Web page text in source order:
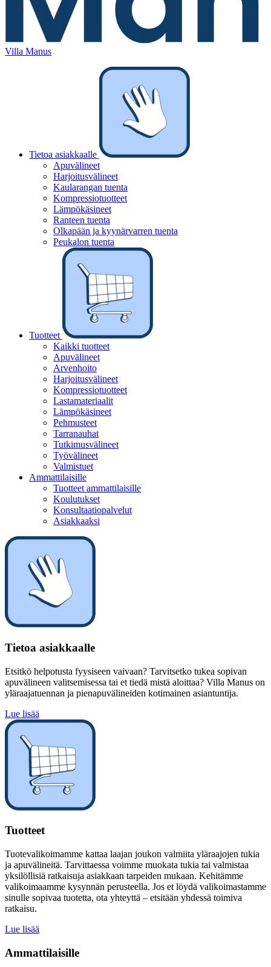
Villa Manus
Tietoa asiakkaalle
Apuvälineet
Harjoitusvälineet
Kaularangan tuenta
Kompressiotuotteet
Lämpökäsineet
Ranteen tuenta
Olkapään ja kyynärvarren tuenta
Peukalon tuenta
Tuotteet
Kaikki tuotteet
Apuvälineet
Arvenhoito
Harjoitusvälineet
Kompressiotuotteet
Lastamateriaalit
Lämpökäsineet
Pehmusteet
Tarranauhat
Tutkimusvälineet
Työvälineet
Valmistuet
Ammattilaisille
Tuotteet ammattilaisille
Koulutukset
Konsultaatiopalvelut
Asiakkaaksi
Tietoa asiakkaalle
Etsitkö helpotusta fyysiseen vaivaan? Tarvitsetko tukea sopivan
apuvälineen valitsemisessa tai et tiedä mistä aloittaa? Villa Manus on
yläraajatuennan ja pienapuvälineiden kotimainen asiantuntija.
Lue lisää
Tuotteet
Tuotevalikoimamme kattaa laajan joukon valmiita yläraajojen tukia
ja apuvälineitä. Tarvittaessa voimme muokata tukia tai valmistaa
yksilöllisiä ratkaisuja asiakkaan tarpeiden mukaan. Kehitämme
valikoimaamme kysynnän perusteella. Jos et löydä valikoimastamme
sinulle sopivaa tuotetta, ota yhteyttä – etsitään yhdessä toimiva
ratkaisu.
Lue lisää
Ammattilaisille